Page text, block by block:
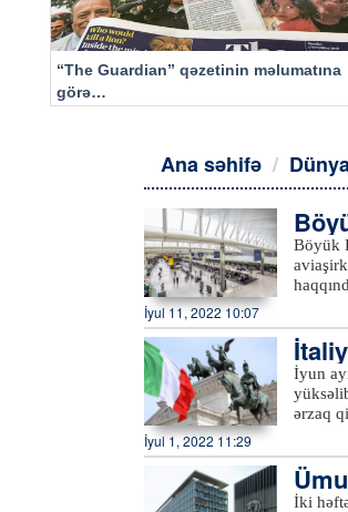
“The Guardian” qəzetinin məlumatına
görə…
Ana səhifə
dilib
Böyük
İyul 11, 2022 10:07
İyun
ərzaq
bəri
İyul 1, 2022 11:29
İki